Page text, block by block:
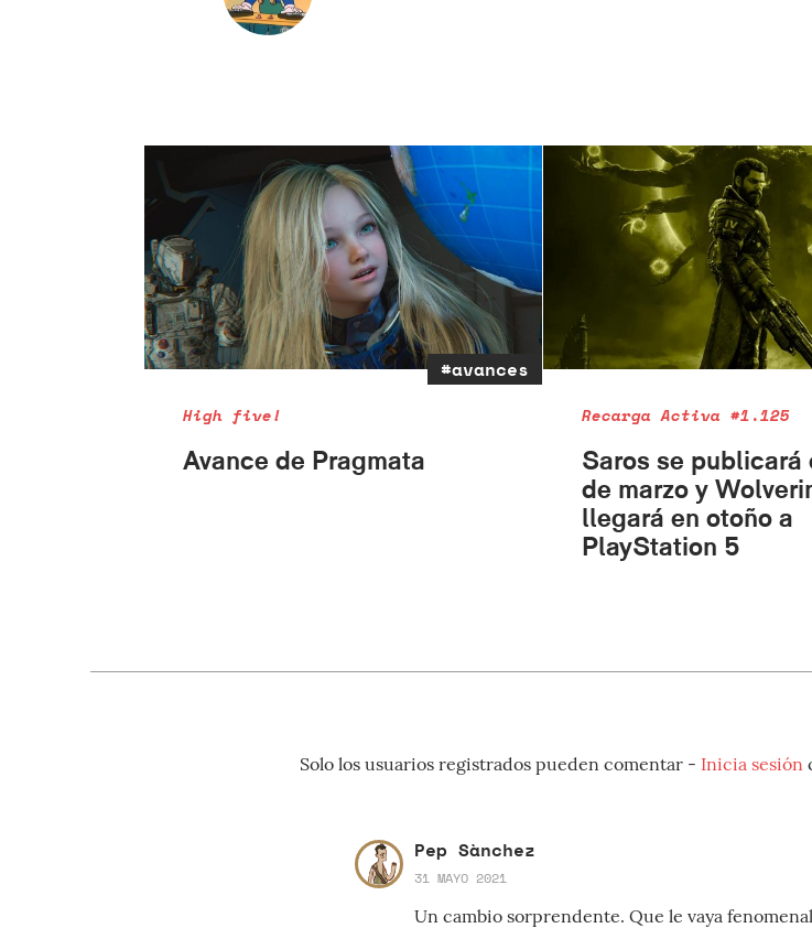
#avances
High five!
Avance de Pragmata
Recarga Activa #1.125
Saros se publicará
de marzo y
llegará en otoño a
PlayStation 5
Solo los usuarios registrados pueden comentar - Inicia sesión
Pep Sànchez
31 MAYO 2021
Un cambio sorprendente. Que le vaya